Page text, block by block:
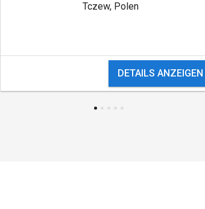
Tczew, Polen
DETAILS ANZEIGEN